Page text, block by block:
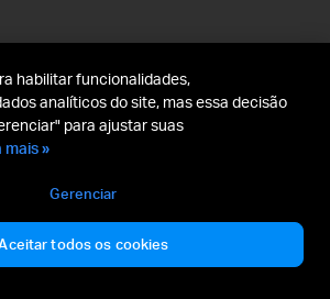
habilitar funcionalidades,
analíticos do site, mas essa decisão
para ajustar suas
mais »
Gerenciar
todos os cookies